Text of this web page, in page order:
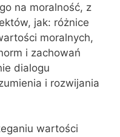
na moralność, z
jak: różnice
moralnych,
i zachowań
dialogu
i rozwijania
wartości